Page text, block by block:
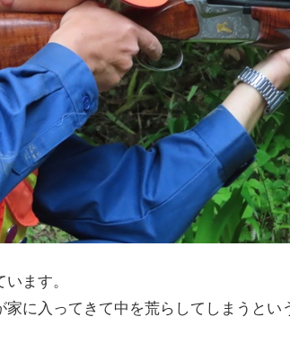
ます。
家に入ってきて中を荒らしてしまうとい